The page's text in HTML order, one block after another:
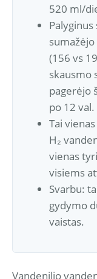
520 ml/
(156 vs
skausmo
pagerėjo
po 12 val.
Tai
H₂
vienas
visiems
Svarbu:
gydymo
vaistas.
Vandenilio